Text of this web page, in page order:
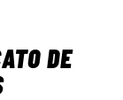
DE